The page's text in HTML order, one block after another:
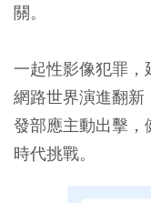
關。
一起性影像犯罪
網路世界演進翻新
發部應主動出擊，
時代挑戰。